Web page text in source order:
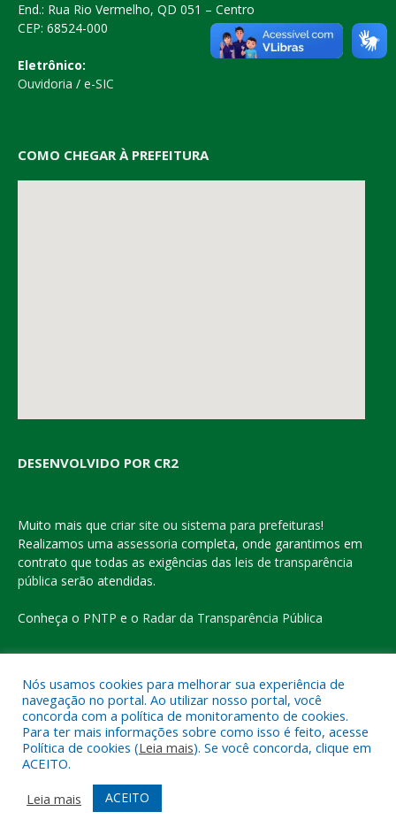
End.: Rua Rio Vermelho, QD 051 – Centro
CEP: 68524-000
Eletrônico:
Ouvidoria / e-SIC
COMO CHEGAR À PREFEITURA
DESENVOLVIDO POR CR2
Muito mais que criar site ou sistema para prefeituras!
Realizamos uma assessoria completa, onde garantimos em
contrato que todas as exigências das leis de transparência
pública serão atendidas.
Conheça o PNTP e o Radar da Transparência Pública
Todos os direitos reservados a Prefeitura Municipal de Eldorado
do Carajás
Mapa do Site
Acessar o Webmail
Nós usamos cookies para melhorar sua experiência de
navegação no portal. Ao utilizar nosso portal, você
concorda com a política de monitoramento de cookies.
Para ter mais informações sobre como isso é feito, acesse
Política de cookies (Leia mais). Se você concorda, clique em
ACEITO.
Leia mais
ACEITO